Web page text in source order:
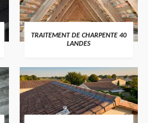
TRAITEMENT DE CHARPENTE 40
LANDES